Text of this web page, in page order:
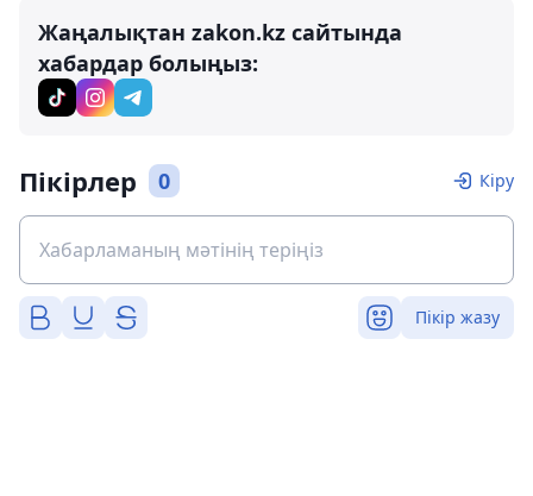
Жаңалықтан zakon.kz сайтында
хабардар болыңыз:
Пікірлер 0 Кіру
Пікір жазу